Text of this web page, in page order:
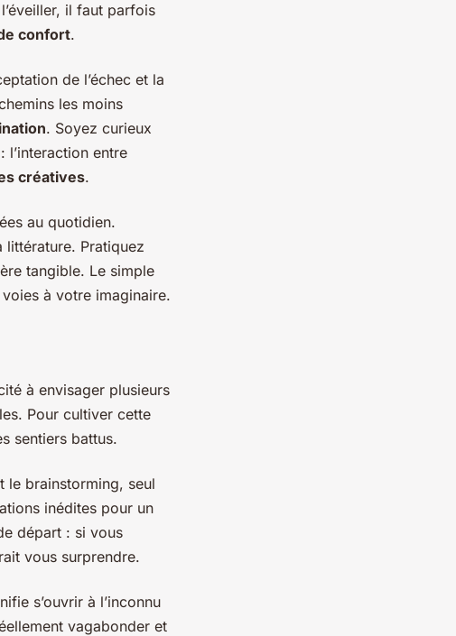
il faut parfois
confort.
de l’échec et la
les moins
. Soyez curieux
l’interaction entre
créatives.
au quotidien.
littérature. Pratiquez
tangible. Le simple
à votre imaginaire.
à envisager plusieurs
Pour cultiver cette
sentiers battus.
le brainstorming, seul
inédites pour un
départ : si vous
vous surprendre.
s’ouvrir à l’inconnu
vagabonder et